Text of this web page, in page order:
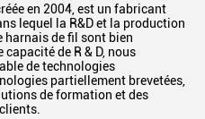
en 2004, est un fabricant
lequel la R&D et la production
harnais de fil sont bien
de R & D, nous
de technologies
partiellement brevetées,
de formation et des